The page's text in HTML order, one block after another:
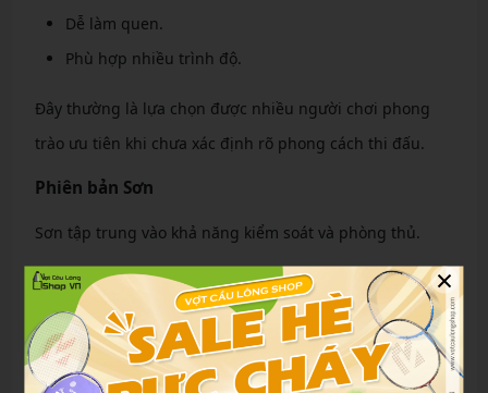
Dễ làm quen.
Phù hợp nhiều trình độ.
Đây thường là lựa chọn được nhiều người chơi phong
trào ưu tiên khi chưa xác định rõ phong cách thi đấu.
Phiên bản Sơn
Sơn tập trung vào khả năng kiểm soát và phòng thủ.
Ưu điểm:
Bắt lưới ổn định.
Phản tạt nhanh.
×